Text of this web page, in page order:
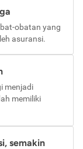
obatan yang
asuransi.
menjadi
memiliki
semakin